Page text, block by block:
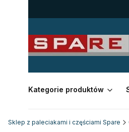
Kategorie produktów
Sklep z paleciakami i częściami Spare